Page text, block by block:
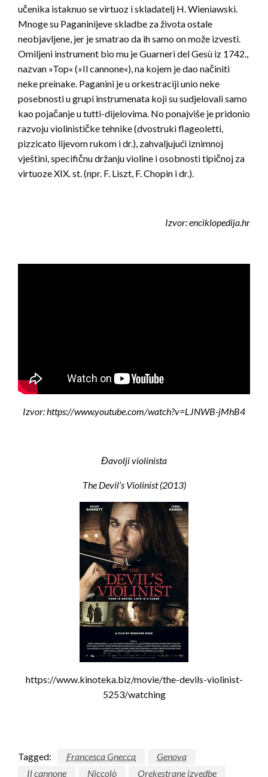
učenika istaknuo se virtuoz i skladatelj H. Wieniawski.
Mnoge su Paganinijeve skladbe za života ostale
neobjavljene, jer je smatrao da ih samo on može izvesti.
Omiljeni instrument bio mu je Guarneri del Gesù iz 1742.,
nazvan »Top« (»Il cannone«), na kojem je dao načiniti
neke preinake. Paganini je u orkestraciji unio neke
posebnosti u grupi instrumenata koji su sudjelovali samo
kao pojačanje u tutti-dijelovima. No ponajviše je pridonio
razvoju violinističke tehnike (dvostruki flageoletti,
pizzicato lijevom rukom i dr.), zahvaljujući iznimnoj
vještini, specifičnu držanju violine i osobnosti tipičnoj za
virtuoze XIX. st. (npr. F. Liszt, F. Chopin i dr.).
Izvor: enciklopedija.hr
Izvor: https://www.youtube.com/watch?v=LJNWB-jMhB4
Đavolji violinista
The Devil’s Violinist (2013)
https://www.kinoteka.biz/movie/the-devils-violinist-
5253/watching
Tagged: Francesca Gnecca
Genova
Il cannone
Niccolò Orekestrane izvedbe